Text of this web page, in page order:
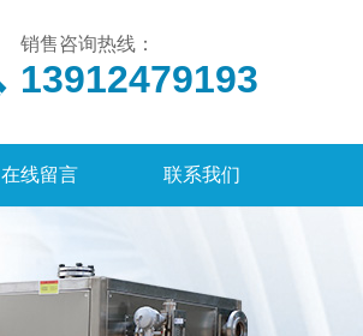
销售咨询热线：
13912479193
在线留言 联系我们